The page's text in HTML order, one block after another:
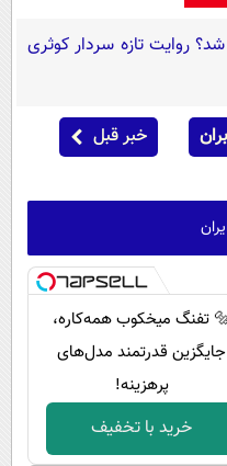
روایت تازه سردار کوثری
خبر قبل
تفنگ میخکوب همه‌کاره،
جایگزین قدرتمند مدل‌های
پرهزینه!
خرید با تخفیف